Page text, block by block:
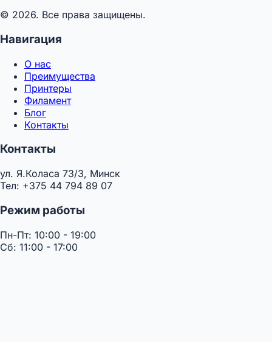
© 2026. Все права защищены.
Навигация
О нас
Преимущества
Принтеры
Филамент
Блог
Контакты
Контакты
ул. Я.Коласа 73/3, Минск
Тел: +375 44 794 89 07
Режим работы
Пн-Пт: 10:00 - 19:00
Сб: 11:00 - 17:00